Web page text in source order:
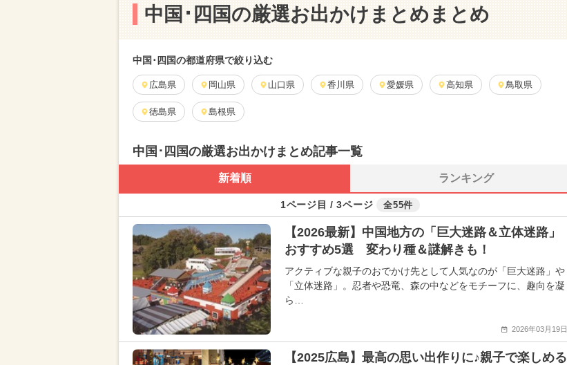
中国･四国の厳選お出かけまとめまとめ
中国･四国の都道府県で絞り込む
広島県 岡山県 山口県 香川県 愛媛県 高知県 鳥取県
徳島県 島根県
中国･四国の厳選お出かけまとめ記事一覧
新着順 ランキング
1ページ目 / 3ページ 全55件
【2026最新】中国地方の「巨大迷路＆立体迷路」
おすすめ5選 変わり種＆謎解きも！
アクティブな親子のおでかけ先として人気なのが「巨大迷路」や
「立体迷路」。忍者や恐竜、森の中などをモチーフに、趣向を凝
ら…
2026年03月19日
【2025広島】最高の思い出作りに♪親子で楽しめる